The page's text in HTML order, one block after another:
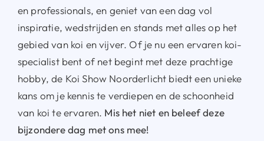
en professionals, en geniet van een dag vol
inspiratie, wedstrijden en stands met alles op het
gebied van koi en vijver. Of je nu een ervaren koi-
specialist bent of net begint met deze prachtige
hobby, de Koi Show Noorderlicht biedt een unieke
kans om je kennis te verdiepen en de schoonheid
van koi te ervaren. Mis het niet en beleef deze
bijzondere dag met ons mee!